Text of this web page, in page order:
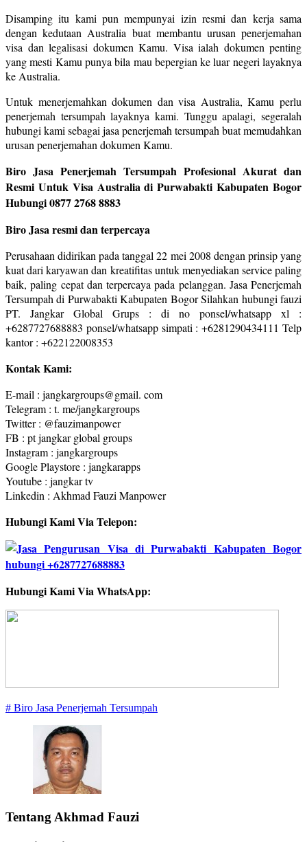
Disamping itu kami pun mempunyai izin resmi dan kerja sama
dengan kedutaan Australia buat membantu urusan penerjemahan
visa dan legalisasi dokumen Kamu. Visa ialah dokumen penting
yang mesti Kamu punya bila mau bepergian ke luar negeri layaknya
ke Australia.
Untuk menerjemahkan dokumen dan visa Australia, Kamu perlu
penerjemah tersumpah layaknya kami. Tunggu apalagi, segeralah
hubungi kami sebagai jasa penerjemah tersumpah buat memudahkan
urusan penerjemahan dokumen Kamu.
Biro Jasa Penerjemah Tersumpah Profesional Akurat dan
Resmi Untuk Visa Australia di Purwabakti Kabupaten Bogor
Hubungi 0877 2768 8883
Biro Jasa resmi dan terpercaya
Perusahaan didirikan pada tanggal 22 mei 2008 dengan prinsip yang
kuat dari karyawan dan kreatifitas untuk menyediakan service paling
baik, paling cepat dan terpercaya pada pelanggan. Jasa Penerjemah
Tersumpah di Purwabakti Kabupaten Bogor Silahkan hubungi fauzi
PT. Jangkar Global Grups : di no ponsel/whatsapp xl :
+6287727688883 ponsel/whatsapp simpati : +6281290434111 Telp
kantor : +622122008353
Kontak Kami:
E-mail : jangkargroups@gmail. com
Telegram : t. me/jangkargroups
Twitter : @fauzimanpower
FB : pt jangkar global groups
Instagram : jangkargroups
Google Playstore : jangkarapps
Youtube : jangkar tv
Linkedin : Akhmad Fauzi Manpower
Hubungi Kami Via Telepon:
Hubungi Kami Via WhatsApp:
# Biro Jasa Penerjemah Tersumpah
Tentang Akhmad Fauzi